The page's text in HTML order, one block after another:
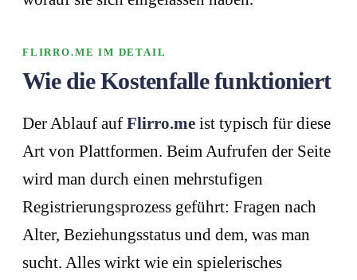
FLIRRO.ME IM DETAIL
Wie die Kostenfalle funktioniert
Der Ablauf auf Flirro.me ist typisch für diese
Art von Plattformen. Beim Aufrufen der Seite
wird man durch einen mehrstufigen
Registrierungsprozess geführt: Fragen nach
Alter, Beziehungsstatus und dem, was man
sucht. Alles wirkt wie ein spielerisches